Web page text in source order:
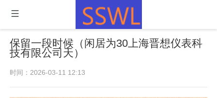
保留一段时候（闲居为30上海晋想仪表科
技有限公司天）
时间：2026-03-11 12:13